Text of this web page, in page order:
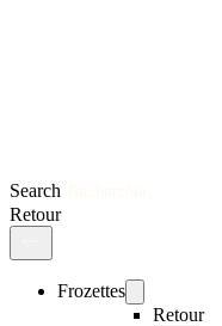
Search
Retour
Frozettes
Retour